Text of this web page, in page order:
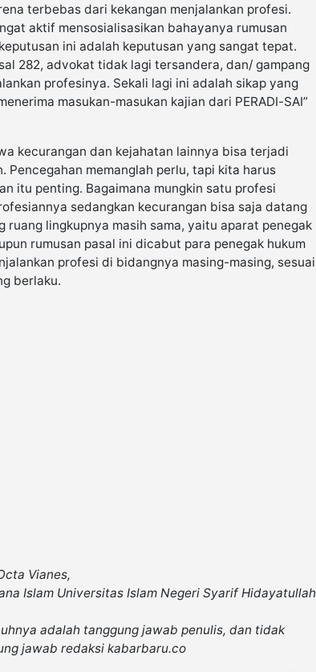
terbebas dari kekangan menjalankan profesi.
aktif mensosialisasikan bahayanya rumusan
ini adalah keputusan yang sangat tepat.
282, advokat tidak lagi tersandera, dan/ gampang
profesinya. Sekali lagi ini adalah sikap yang
masukan-masukan kajian dari PERADI-SAI”
kecurangan dan kejahatan lainnya bisa terjadi
Pencegahan memanglah perlu, tapi kita harus
itu penting. Bagaimana mungkin satu profesi
sedangkan kecurangan bisa saja datang
ruang lingkupnya masih sama, yaitu aparat penegak
rumusan pasal ini dicabut para penegak hukum
profesi di bidangnya masing-masing, sesuai
berlaku.
Vianes,
Islam Universitas Islam Negeri Syarif Hidayatullah
adalah tanggung jawab penulis, dan tidak
jawab redaksi kabarbaru.co